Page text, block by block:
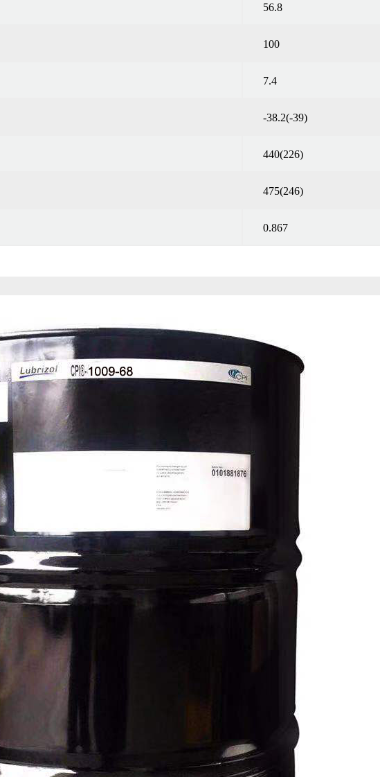
56.8
100
7.4
-38.2(-39)
440(226)
475(246)
0.867